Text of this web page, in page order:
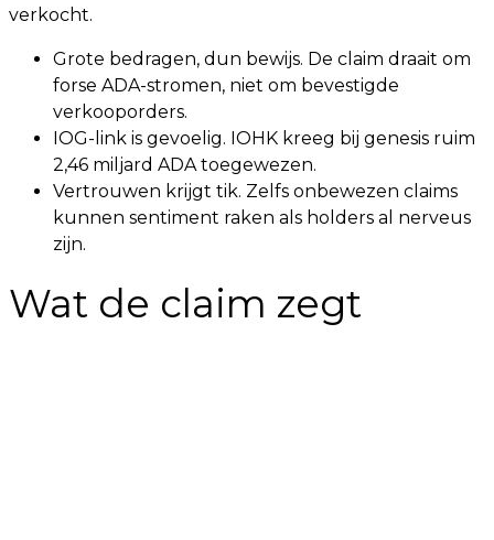
verkocht.
Grote bedragen, dun bewijs. De claim draait om
forse ADA-stromen, niet om bevestigde
verkooporders.
IOG-link is gevoelig. IOHK kreeg bij genesis ruim
2,46 miljard ADA toegewezen.
Vertrouwen krijgt tik. Zelfs onbewezen claims
kunnen sentiment raken als holders al nerveus
zijn.
Wat de claim zegt